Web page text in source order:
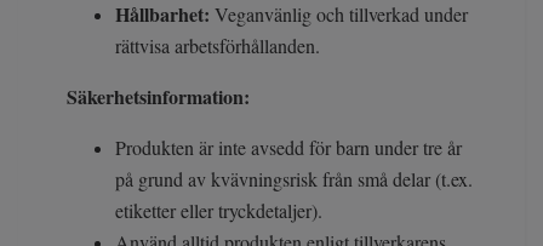
Hållbarhet: Veganvänlig och tillverkad under
rättvisa arbetsförhållanden.
Säkerhetsinformation:
Produkten är inte avsedd för barn under tre år
på grund av kvävningsrisk från små delar (t.ex.
etiketter eller tryckdetaljer).